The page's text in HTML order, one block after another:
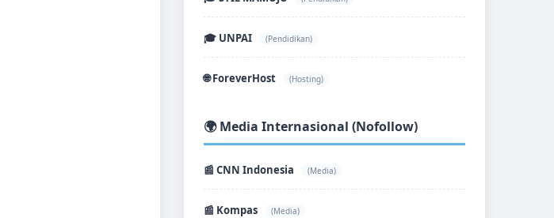
🎓 UNPAI (Pendidikan)
🌐 ForeverHost (Hosting)
🌍 Media Internasional (Nofollow)
📰 CNN Indonesia (Media)
📰 Kompas (Media)